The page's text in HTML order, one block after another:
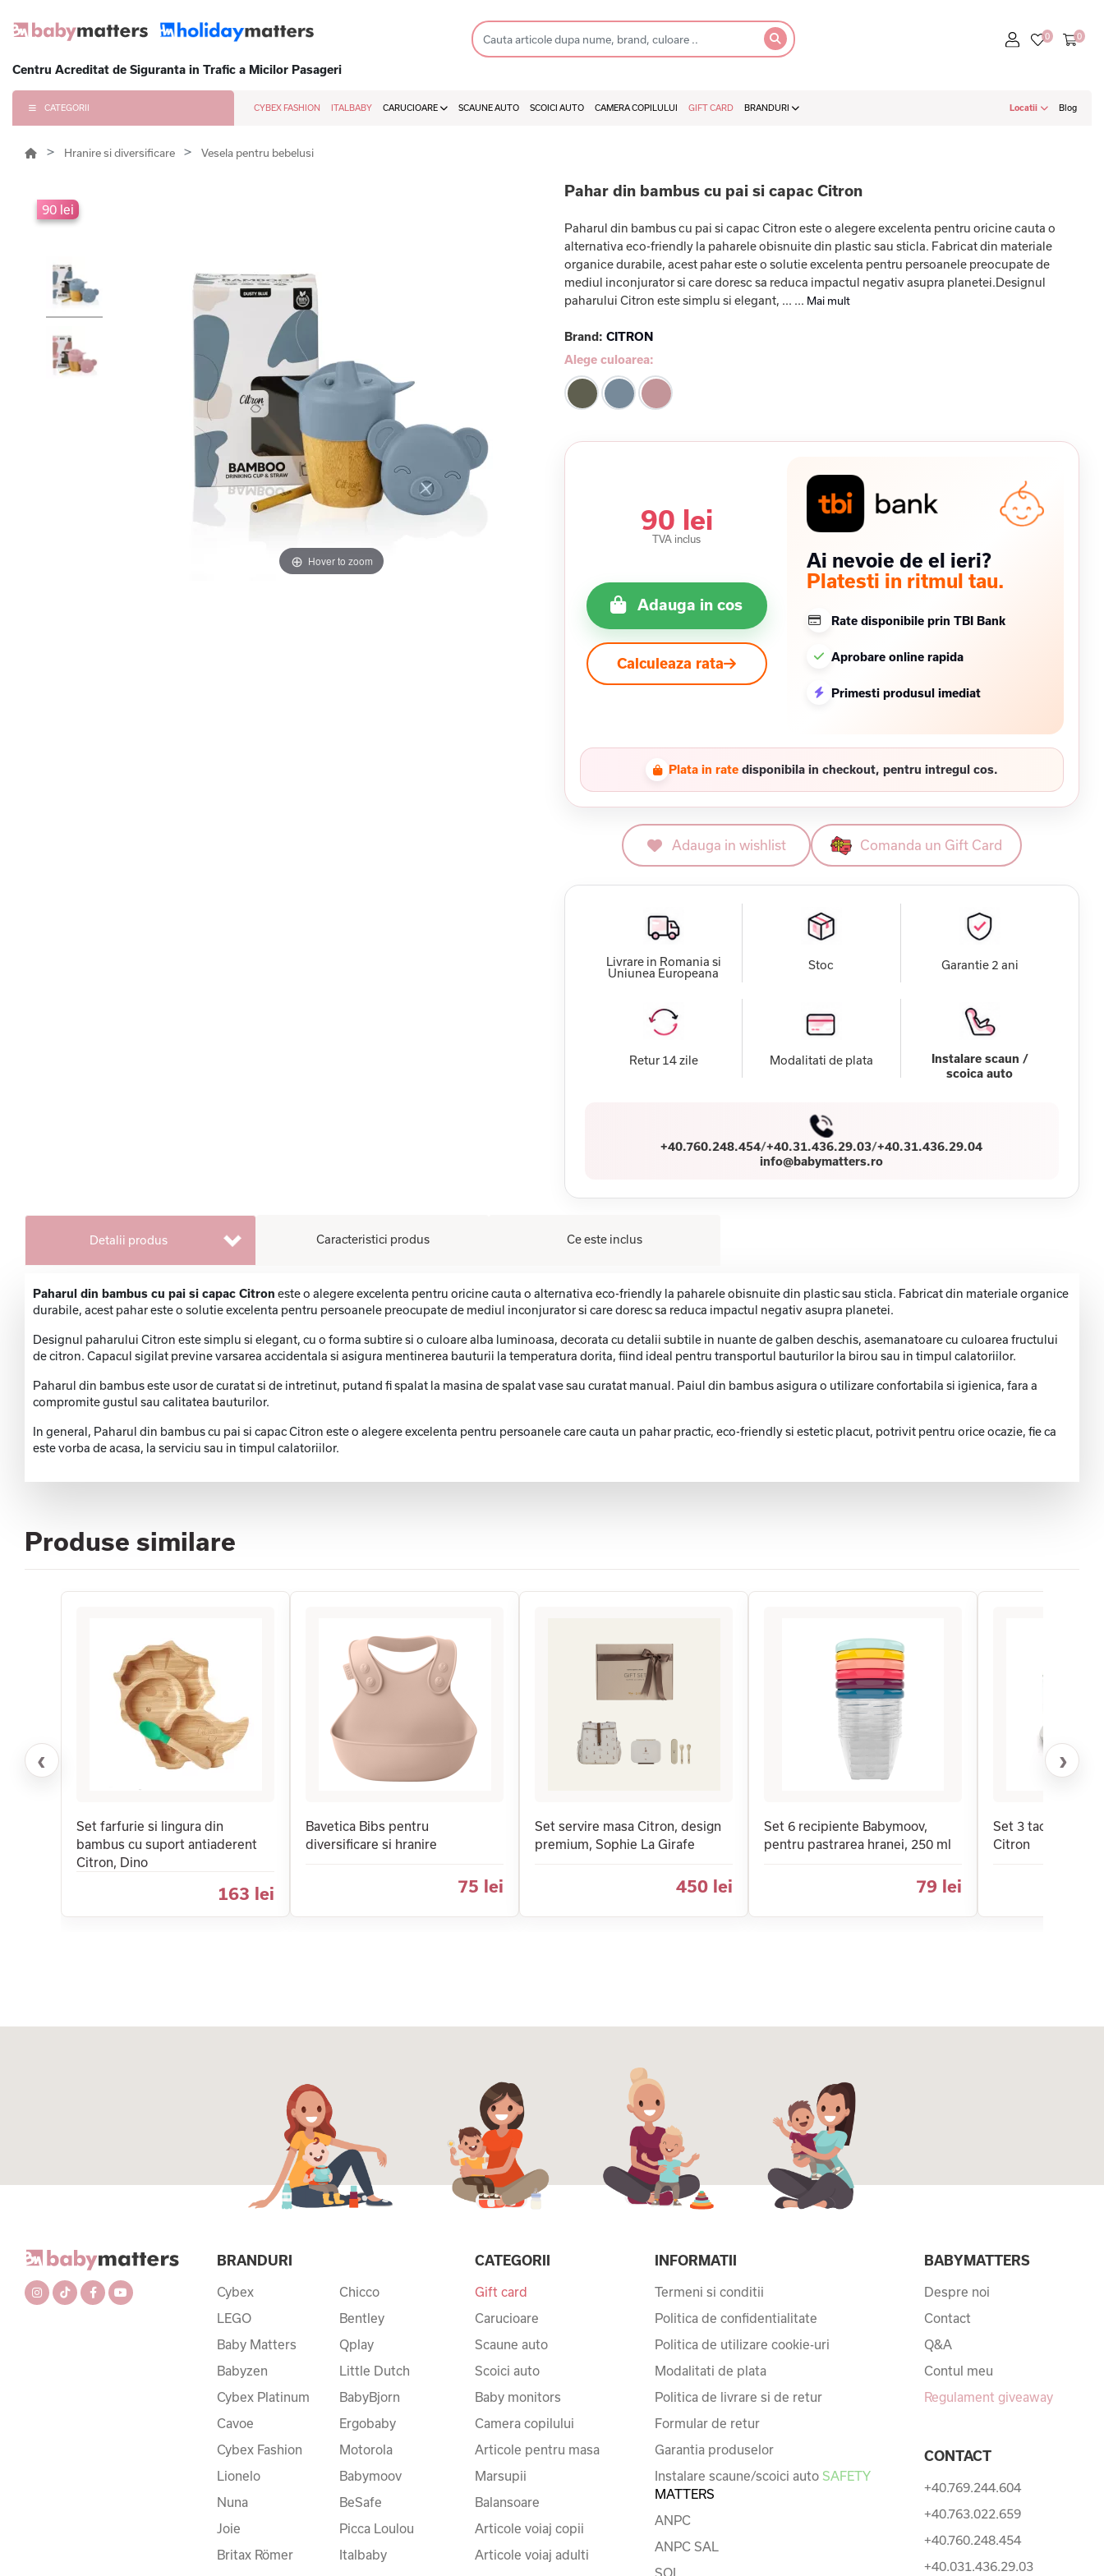
Centru Acreditat de Siguranta in Trafic a Micilor Pasageri
CATEGORII CYBEX FASHION ITALBABY CARUCIOARE SCAUNE AUTO SCOICI AUTO CAMERA COPILULUI GIFT CARD BRANDURI Locatii Blog
Hranire si diversificare Vesela pentru bebelusi
90 lei
Hover to zoom
Pahar din bambus cu pai si capac Citron
Paharul din bambus cu pai si capac Citron este o alegere excelenta pentru oricine cauta o
alternativa eco-friendly la paharele obisnuite din plastic sau sticla. Fabricat din materiale
organice durabile, acest pahar este o solutie excelenta pentru persoanele preocupate de
mediul inconjurator si care doresc sa reduca impactul negativ asupra planetei.Designul
paharului Citron este simplu si elegant, ... ... Mai mult
Brand: CITRON
Alege culoarea:
90 lei
TVA inclus
Adauga in cos
Calculeaza rata
Ai nevoie de el ieri?
Platesti in ritmul tau.
Rate disponibile prin TBI Bank
Aprobare online rapida
Primesti produsul imediat
Plata in rate disponibila in checkout, pentru intregul cos.
Adauga in wishlist Comanda un Gift Card
Livrare in Romania si
Uniunea Europeana
Stoc Garantie 2 ani
Retur 14 zile Modalitati de plata
Instalare scaun /
scoica auto
+40.760.248.454/+40.31.436.29.03/+40.31.436.29.04
info@babymatters.ro
Detalii produs Caracteristici produs Ce este inclus
Paharul din bambus cu pai si capac Citron este o alegere excelenta pentru oricine cauta o alternativa eco-friendly la paharele obisnuite din plastic sau sticla. Fabricat din materiale organice
durabile, acest pahar este o solutie excelenta pentru persoanele preocupate de mediul inconjurator si care doresc sa reduca impactul negativ asupra planetei.
Designul paharului Citron este simplu si elegant, cu o forma subtire si o culoare alba luminoasa, decorata cu detalii subtile in nuante de galben deschis, asemanatoare cu culoarea fructului
de citron. Capacul sigilat previne varsarea accidentala si asigura mentinerea bauturii la temperatura dorita, fiind ideal pentru transportul bauturilor la birou sau in timpul calatoriilor.
Paharul din bambus este usor de curatat si de intretinut, putand fi spalat la masina de spalat vase sau curatat manual. Paiul din bambus asigura o utilizare confortabila si igienica, fara a
compromite gustul sau calitatea bauturilor.
In general, Paharul din bambus cu pai si capac Citron este o alegere excelenta pentru persoanele care cauta un pahar practic, eco-friendly si estetic placut, potrivit pentru orice ocazie, fie ca
este vorba de acasa, la serviciu sau in timpul calatoriilor.
Produse similare
‹
Set farfurie si lingura din
bambus cu suport antiaderent
Citron, Dino
163 lei
Bavetica Bibs pentru
diversificare si hranire
75 lei
Set servire masa Citron, design
premium, Sophie La Girafe
450 lei
Set 6 recipiente Babymoov,
pentru pastrarea hranei, 250 ml
79 lei
Set 3 tacamuri
Citron
›
BRANDURI
Cybex
LEGO
Baby Matters
Babyzen
Cybex Platinum
Cavoe
Cybex Fashion
Lionelo
Nuna
Joie
Britax Römer
Chicco
Bentley
Qplay
Little Dutch
BabyBjorn
Ergobaby
Motorola
Babymoov
BeSafe
Picca Loulou
Italbaby
CATEGORII
Gift card
Carucioare
Scaune auto
Scoici auto
Baby monitors
Camera copilului
Articole pentru masa
Marsupii
Balansoare
Articole voiaj copii
Articole voiaj adulti
INFORMATII
Termeni si conditii
Politica de confidentialitate
Politica de utilizare cookie-uri
Modalitati de plata
Politica de livrare si de retur
Formular de retur
Garantia produselor
Instalare scaune/scoici auto SAFETY
MATTERS
ANPC
ANPC SAL
SOL
BABYMATTERS
Despre noi
Contact
Q&A
Contul meu
Regulament giveaway
CONTACT
+40.769.244.604
+40.763.022.659
+40.760.248.454
+40.031.436.29.03